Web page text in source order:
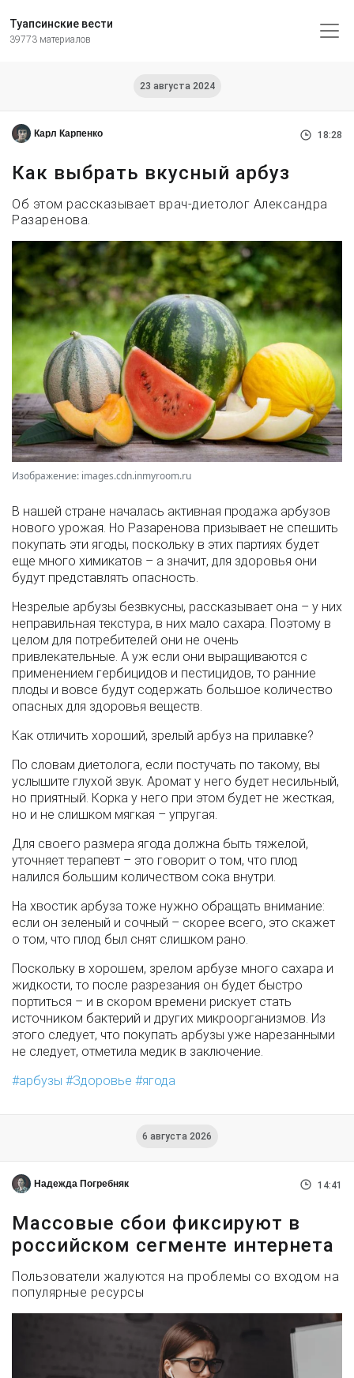
Туапсинские вести
39773 материалов
23 августа 2024
Карл Карпенко 18:28
Как выбрать вкусный арбуз
Об этом рассказывает врач-диетолог Александра
Разаренова.
Изображение: images.cdn.inmyroom.ru
В нашей стране началась активная продажа арбузов
нового урожая. Но Разаренова призывает не спешить
покупать эти ягоды, поскольку в этих партиях будет
еще много химикатов – а значит, для здоровья они
будут представлять опасность.
Незрелые арбузы безвкусны, рассказывает она – у них
неправильная текстура, в них мало сахара. Поэтому в
целом для потребителей они не очень
привлекательные. А уж если они выращиваются с
применением гербицидов и пестицидов, то ранние
плоды и вовсе будут содержать большое количество
опасных для здоровья веществ.
Как отличить хороший, зрелый арбуз на прилавке?
По словам диетолога, если постучать по такому, вы
услышите глухой звук. Аромат у него будет несильный,
но приятный. Корка у него при этом будет не жесткая,
но и не слишком мягкая – упругая.
Для своего размера ягода должна быть тяжелой,
уточняет терапевт – это говорит о том, что плод
налился большим количеством сока внутри.
На хвостик арбуза тоже нужно обращать внимание:
если он зеленый и сочный – скорее всего, это скажет
о том, что плод был снят слишком рано.
Поскольку в хорошем, зрелом арбузе много сахара и
жидкости, то после разрезания он будет быстро
портиться – и в скором времени рискует стать
источником бактерий и других микроорганизмов. Из
этого следует, что покупать арбузы уже нарезанными
не следует, отметила медик в заключение.
арбузы
Здоровье ягода
6 августа 2026
Надежда Погребняк 14:41
Массовые сбои фиксируют в
российском сегменте интернета
Пользователи жалуются на проблемы со входом на
популярные ресурсы